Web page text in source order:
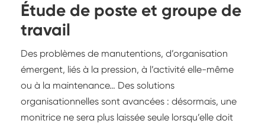
Étude de poste et groupe de
travail
Des problèmes de manutentions, d’organisation
émergent, liés à la pression, à l’activité elle-même
ou à la maintenance… Des solutions
organisationnelles sont avancées : désormais, une
monitrice ne sera plus laissée seule lorsqu’elle doit